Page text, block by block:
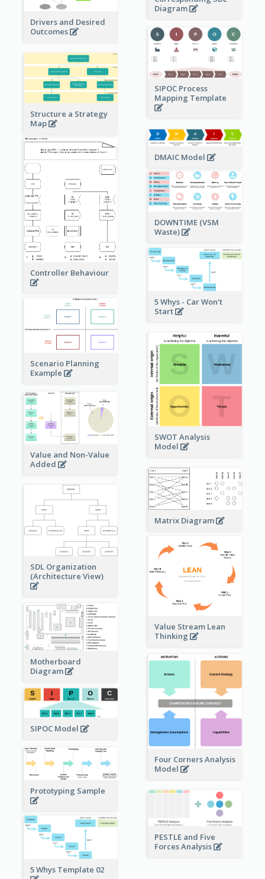
Diagram
Drivers and Desired
Outcomes
SIPOC Process
Mapping Template
Structure a Strategy
Map
DMAIC Model
Controller Behaviour
DOWNTIME (VSM
Waste)
5 Whys - Car Won't
Start
Scenario Planning
Example
SWOT Analysis
Model
Value and Non-Value
Added
Matrix Diagram
SDL Organization
(Architecture View)
Value Stream Lean
Thinking
Motherboard
Diagram
Four Corners Analysis
Model
SIPOC Model
Prototyping Sample
PESTLE and Five
Forces Analysis
5 Whys Template 02